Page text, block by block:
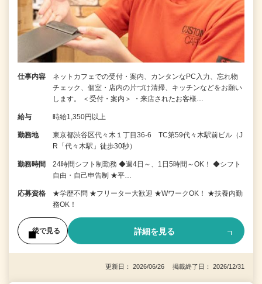
仕事内容
ネットカフェでの受付・案内、カンタンなPC入力、忘れ物
チェック、個室・店内の片づけ清掃、キッチンなどをお願い
します。 ＜受付・案内＞ ・来店されたお客様…
給与 時給1,350円以上
勤務地
東京都渋谷区代々木１丁目36-6 TC第59代々木駅前ビル（J
R「代々木駅」徒歩30秒）
勤務時間
24時間シフト制勤務 ◆週4日～、1日5時間～OK！ ◆シフト
自由・自己申告制 ★平…
応募資格
★学歴不問 ★フリーター大歓迎 ★WワークOK！ ★扶養内勤
務OK！
後で見る 詳細を見る
更新日： 2026/06/26 掲載終了日： 2026/12/31